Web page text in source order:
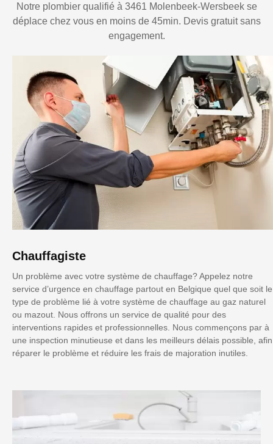
Notre plombier qualifié à 3461 Molenbeek-Wersbeek se
déplace chez vous en moins de 45min. Devis gratuit sans
engagement.
Chauffagiste
Un problème avec votre système de chauffage? Appelez notre
service d’urgence en chauffage partout en Belgique quel que soit le
type de problème lié à votre système de chauffage au gaz naturel
ou mazout. Nous offrons un service de qualité pour des
interventions rapides et professionnelles. Nous commençons par à
une inspection minutieuse et dans les meilleurs délais possible, afin
réparer le problème et réduire les frais de majoration inutiles.